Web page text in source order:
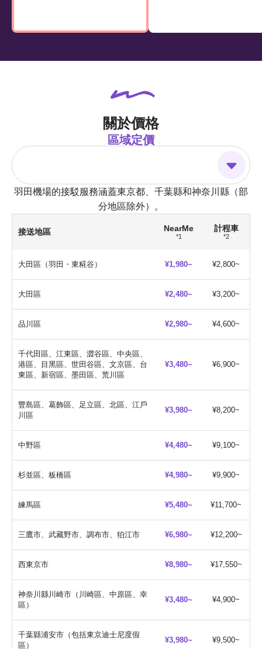
關於價格
區域定價
羽田機場的接駁服務涵蓋東京都、千葉縣和神奈川縣（部
分地區除外）。
接送地區 NearMe
*1
計程車
*2
大田區（羽田・東糀谷） ¥1,980~ ¥2,800~
大田區 ¥2,480~ ¥3,200~
品川區 ¥2,980~ ¥4,600~
千代田區、江東區、澀谷區、中央區、
港區、目黑區、世田谷區、文京區、台
東區、新宿區、墨田區、荒川區
¥3,480~ ¥6,900~
豐島區、葛飾區、足立區、北區、江戶
川區
¥3,980~ ¥8,200~
中野區 ¥4,480~ ¥9,100~
杉並區、板橋區 ¥4,980~ ¥9,900~
練馬區 ¥5,480~ ¥11,700~
三鷹市、武藏野市、調布市、狛江市 ¥6,980~ ¥12,200~
西東京市 ¥8,980~ ¥17,550~
神奈川縣川崎市（川崎區、中原區、幸
區）
¥3,480~ ¥4,900~
千葉縣浦安市（包括東京迪士尼度假
區）
¥3,980~ ¥9,500~